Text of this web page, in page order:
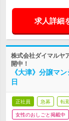
求人詳細
株式会社ダイマルヤ
開中！
《大津》分譲マ
日
正社員 急募 転
女性のおしごと掲載中